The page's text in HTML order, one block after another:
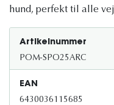
hund, perfekt til alle
Artikelnummer
POM-SPO25ARC
EAN
6430036115685